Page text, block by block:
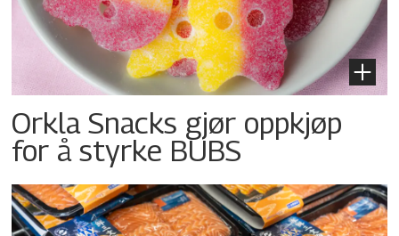
Orkla Snacks gjør oppkjøp
for å styrke BUBS